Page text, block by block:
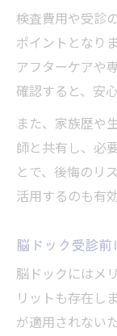
検査費用や受診
ポイントとなり
アフターケアや
確認すると、安
また、家族歴や
師と共有し、必
とで、後悔のリ
活用するのも有
脳ドック受診
脳ドックにはメ
リットも存在し
が適用されない